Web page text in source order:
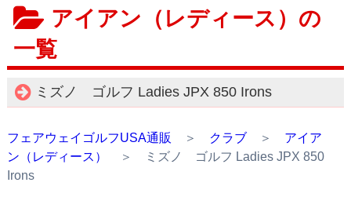
アイアン（レディース）の
一覧
ミズノ ゴルフ Ladies JPX 850 Irons
フェアウェイゴルフUSA通販 ＞ クラブ＞ アイア
ン（レディース）
＞ ミズノ ゴルフ Ladies JPX 850
Irons